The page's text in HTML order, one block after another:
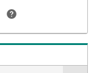
ご指定の場所まで
でなく住宅ローン・
を聞きたいという
定物件を発表してい